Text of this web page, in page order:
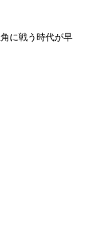
に戦う時代が早